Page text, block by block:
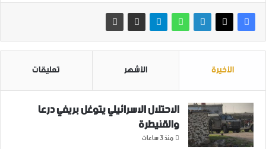
الأخيرة الأشهر تعليقات
الاحتلال الاسرائيلي يتوغل بريفي درعا
والقنيطرة
منذ 3 ساعات